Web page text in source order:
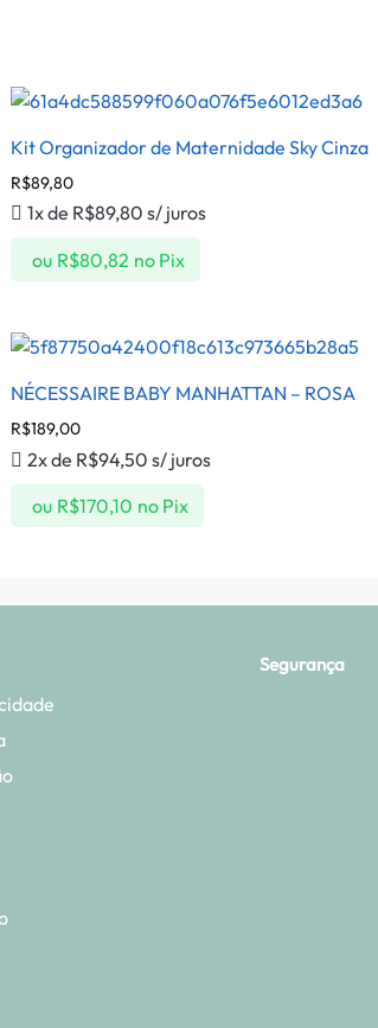
Kit Organizador de Maternidade Sky Cinza
R$89,80
ou R$80,82 no Pix
1x de R$89,80 s/ juros
NÉCESSAIRE BABY MANHATTAN – ROSA
R$189,00
ou R$170,10 no Pix
2x de R$94,50 s/ juros
Segurança